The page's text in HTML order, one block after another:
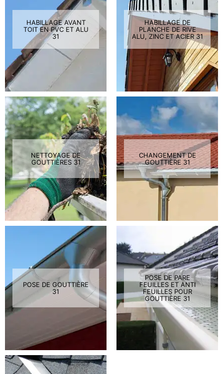
HABILLAGE AVANT
TOIT EN PVC ET ALU
31
HABILLAGE DE
PLANCHE DE RIVE
ALU, ZINC ET ACIER 31
NETTOYAGE DE
GOUTTIÈRES 31
CHANGEMENT DE
GOUTTIÈRE 31
POSE DE GOUTTIÈRE
31
POSE DE PARE
FEUILLES ET ANTI
FEUILLES POUR
GOUTTIÈRE 31